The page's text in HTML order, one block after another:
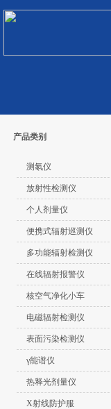
产品类别
测氡仪
放射性检测仪
个人剂量仪
便携式辐射巡测仪
多功能辐射检测仪
在线辐射报警仪
核空气净化小车
电磁辐射检测仪
表面污染检测仪
γ能谱仪
热释光剂量仪
X射线防护服